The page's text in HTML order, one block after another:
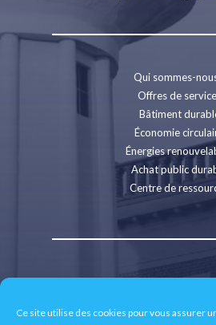
Ce site utilise des cookies pour vous assurer
Qui sommes-
Offres de
Bâtiment
Économie
Énergies
Achat public
Centre de
Contact
Espace presse